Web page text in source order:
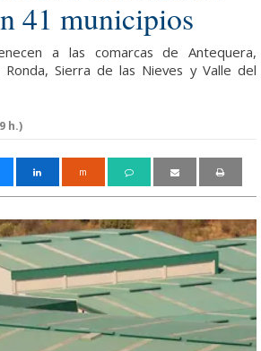
41 municipios
a las comarcas de Antequera,
Ronda, Sierra de las Nieves y Valle del
h.)
m